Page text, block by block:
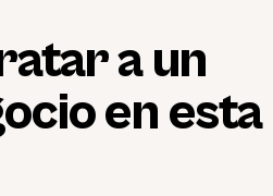
a un
en esta